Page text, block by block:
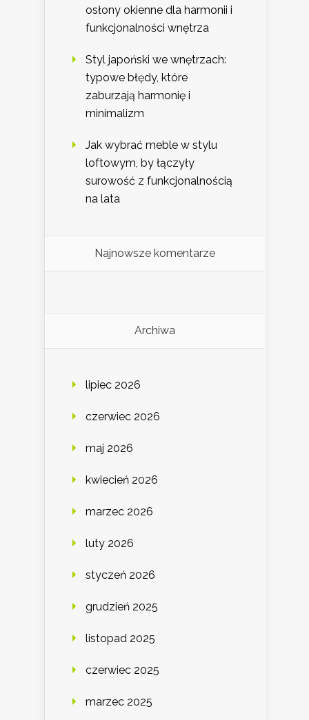
osłony okienne dla harmonii i
funkcjonalności wnętrza
Styl japoński we wnętrzach:
typowe błędy, które
zaburzają harmonię i
minimalizm
Jak wybrać meble w stylu
loftowym, by łączyły
surowość z funkcjonalnością
na lata
Najnowsze komentarze
Archiwa
lipiec 2026
czerwiec 2026
maj 2026
kwiecień 2026
marzec 2026
luty 2026
styczeń 2026
grudzień 2025
listopad 2025
czerwiec 2025
marzec 2025